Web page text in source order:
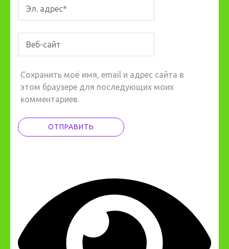
Сохранить моё имя, email и адрес сайта в
этом браузере для последующих моих
комментариев.